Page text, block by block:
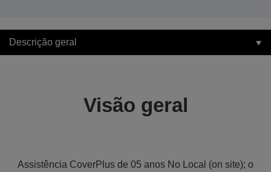
Descrição geral
Visão geral
Assistência CoverPlus de 05 anos No Local (on site); o